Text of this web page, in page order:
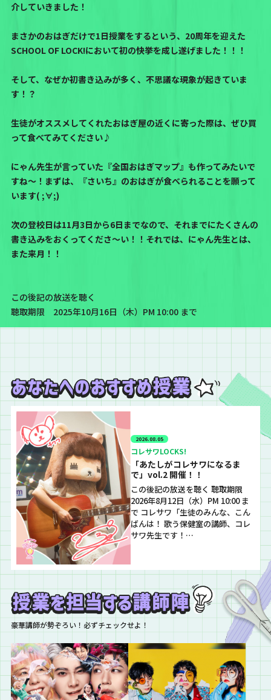
介していきました！
まさかのおはぎだけで1日授業をするという、20周年を迎えた
SCHOOL OF LOCK!において初の快挙を成し遂げました！！！
そして、なぜか初書き込みが多く、不思議な現象が起きていま
す！？
生徒がオススメしてくれたおはぎ屋の近くに寄った際は、ぜひ買
って食べてみてください♪
にゃん先生が言っていた『全国おはぎマップ』も作ってみたいで
すね～！まずは、『さいち』のおはぎが食べられることを願って
います( ;∀;)
次の登校日は11月3日から6日までなので、それまでにたくさんの
書き込みをおくってくださ～い！！それでは、にゃん先生とは、
また来月！！
この後記の放送を聴く
聴取期限 2025年10月16日（木）PM 10:00 まで
2026.08.05
コレサワLOCKS!
「あたしがコレサワになるま
で」vol.2 開催！！
この後記の放送を聴く 聴取期限
2026年8月12日（水）PM 10:00 ま
で コレサワ「生徒のみんな、こん
ばんは！ 歌う保健室の講師、コレ
サワ先生です！…
豪華講師が勢ぞろい！必ずチェックせよ！